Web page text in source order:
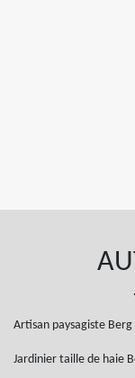
Artisan paysagiste Berg
Jardinier taille de haie